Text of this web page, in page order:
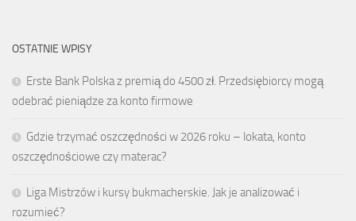
OSTATNIE WPISY
Erste Bank Polska z premią do 4500 zł. Przedsiębiorcy mogą
odebrać pieniądze za konto firmowe
Gdzie trzymać oszczędności w 2026 roku – lokata, konto
oszczędnościowe czy materac?
Liga Mistrzów i kursy bukmacherskie. Jak je analizować i
rozumieć?